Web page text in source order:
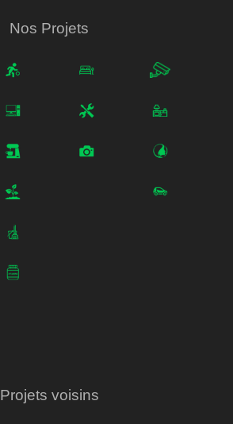
Nos Projets
Projets voisins